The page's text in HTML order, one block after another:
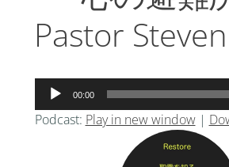
Pastor
声
プ
00:00
Podcast: Play in new window|